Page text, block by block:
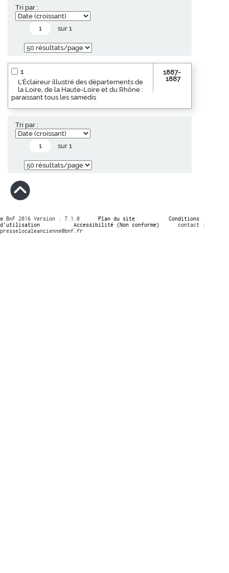
Tri par :
sur 1
1
L'Éclaireur illustré des départements de
la Loire, de la Haute-Loire et du Rhône :
paraissant tous les samedis
1887-
1887
Tri par :
sur 1
© BnF 2016 Version : 7.1.0 Plan du site
Conditions
d’utilisation
Accessibilité (Non conforme)
contact :
presselocaleancienne@bnf.fr